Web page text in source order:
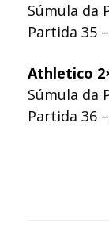
Súmula da
Partida 35
Athletico
Súmula da
Partida 36